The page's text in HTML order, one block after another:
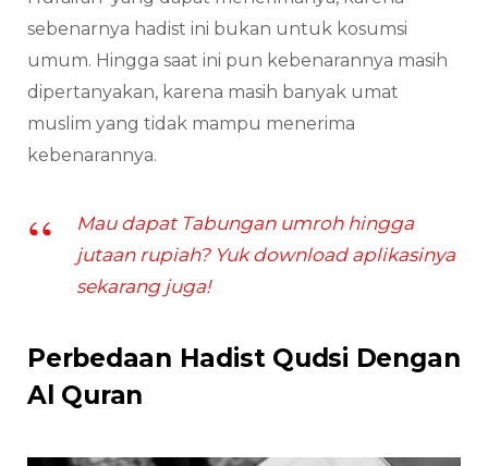
sebenarnya hadist ini bukan untuk kosumsi
umum. Hingga saat ini pun kebenarannya masih
dipertanyakan, karena masih banyak umat
muslim yang tidak mampu menerima
kebenarannya.
Mau dapat Tabungan umroh hingga
jutaan rupiah? Yuk download aplikasinya
sekarang juga!
Perbedaan Hadist Qudsi Dengan
Al Quran